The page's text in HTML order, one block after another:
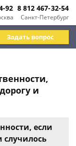
92
Санкт-Петербург
8 812 467-32-54
Задать вопрос
и
если
случилось